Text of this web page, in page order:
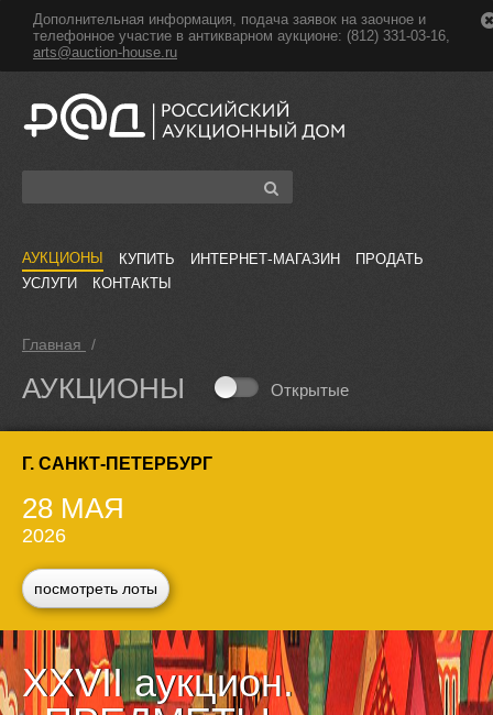
Дополнительная информация, подача заявок на заочное и
телефонное участие в антикварном аукционе: (812) 331-03-16,
arts@auction-house.ru
АУКЦИОНЫ КУПИТЬ ИНТЕРНЕТ-МАГАЗИН
ПРОДАТЬ
УСЛУГИ
КОНТАКТЫ
Главная /
АУКЦИОНЫ Открытые
Г. САНКТ-ПЕТЕРБУРГ
28 МАЯ
2026
посмотреть лоты
XXVII аукцион.